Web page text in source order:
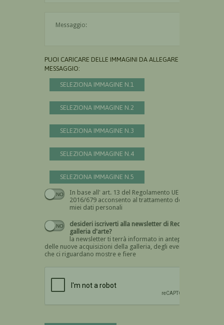
PUOI CARICARE DELLE IMMAGINI DA ALLEGARE AL
MESSAGGIO:
SELEZIONA IMMAGINE N.1
SELEZIONA IMMAGINE N.2
SELEZIONA IMMAGINE N.3
SELEZIONA IMMAGINE N.4
SELEZIONA IMMAGINE N.5
In base all' art. 13 del Regolamento UE n.
2016/679 acconsento al trattamento dei
miei dati personali
Devi dare il consenso
desideri iscriverti alla newsletter di Recta
galleria d'arte?
la newsletter ti terrà informato in anteprima
delle nuove acquisizioni della galleria, degli eventi
che ci riguardano mostre e fiere